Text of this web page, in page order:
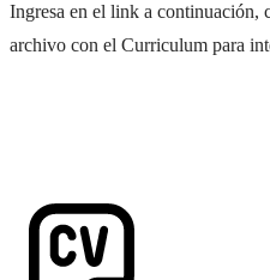
Ingresa en el link a continuación,
archivo con el Curriculum para